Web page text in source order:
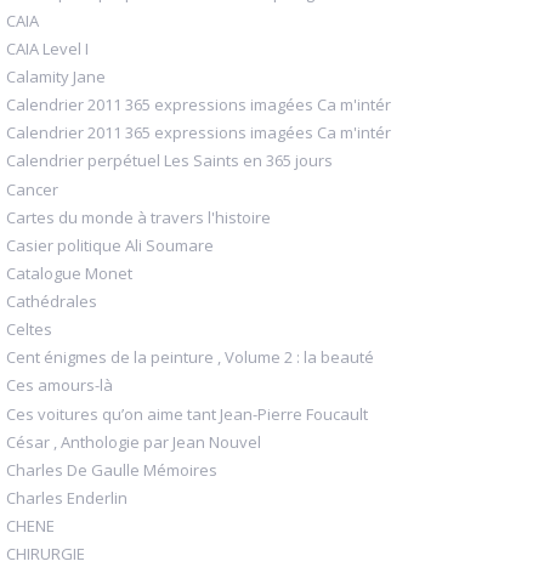
CAIA
CAIA Level I
Calamity Jane
Calendrier 2011 365 expressions imagées Ca m'intér
Calendrier 2011 365 expressions imagées Ca m'intér
Calendrier perpétuel Les Saints en 365 jours
Cancer
Cartes du monde à travers l'histoire
Casier politique Ali Soumare
Catalogue Monet
Cathédrales
Celtes
Cent énigmes de la peinture , Volume 2 : la beauté
Ces amours-là
Ces voitures qu’on aime tant Jean-Pierre Foucault
César , Anthologie par Jean Nouvel
Charles De Gaulle Mémoires
Charles Enderlin
CHENE
CHIRURGIE